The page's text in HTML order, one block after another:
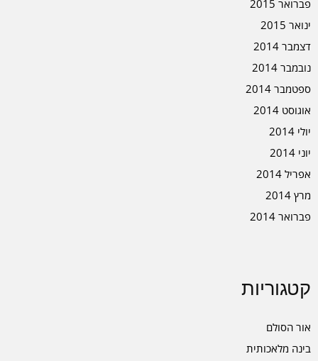
פברואר 2015
ינואר 2015
דצמבר 2014
נובמבר 2014
ספטמבר 2014
אוגוסט 2014
יולי 2014
יוני 2014
אפריל 2014
מרץ 2014
פברואר 2014
קטגוריות
אור הסולם
בינה מלאכותית